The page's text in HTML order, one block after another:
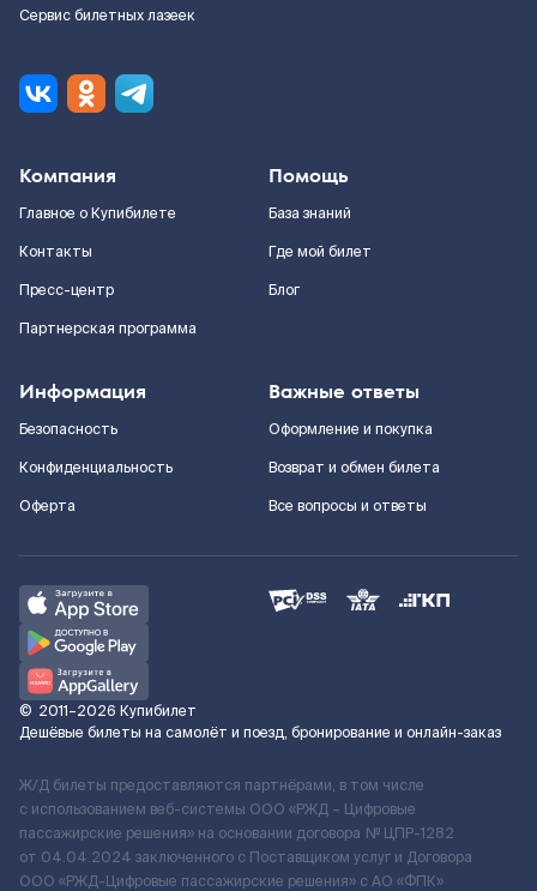
Сервис билетных лазеек
Компания
Главное о Купибилете
Контакты
Пресс-центр
Партнерская программа
Помощь
База знаний
Где мой билет
Блог
Информация
Безопасность
Конфиденциальность
Оферта
Важные ответы
Оформление и покупка
Возврат и обмен билета
Все вопросы и ответы
© 2011–2026 Купибилет
Дешёвые билеты на самолёт и поезд, бронирование и онлайн-заказ
Ж/Д билеты предоставляются партнёрами, в том числе
с использованием веб-системы ООО «РЖД – Цифровые
пассажирские решения» на основании договора № ЦПР-1282
от 04.04.2024 заключенного с Поставщиком услуг и Договора
ООО «РЖД-Цифровые пассажирские решения» c АО «ФПК»